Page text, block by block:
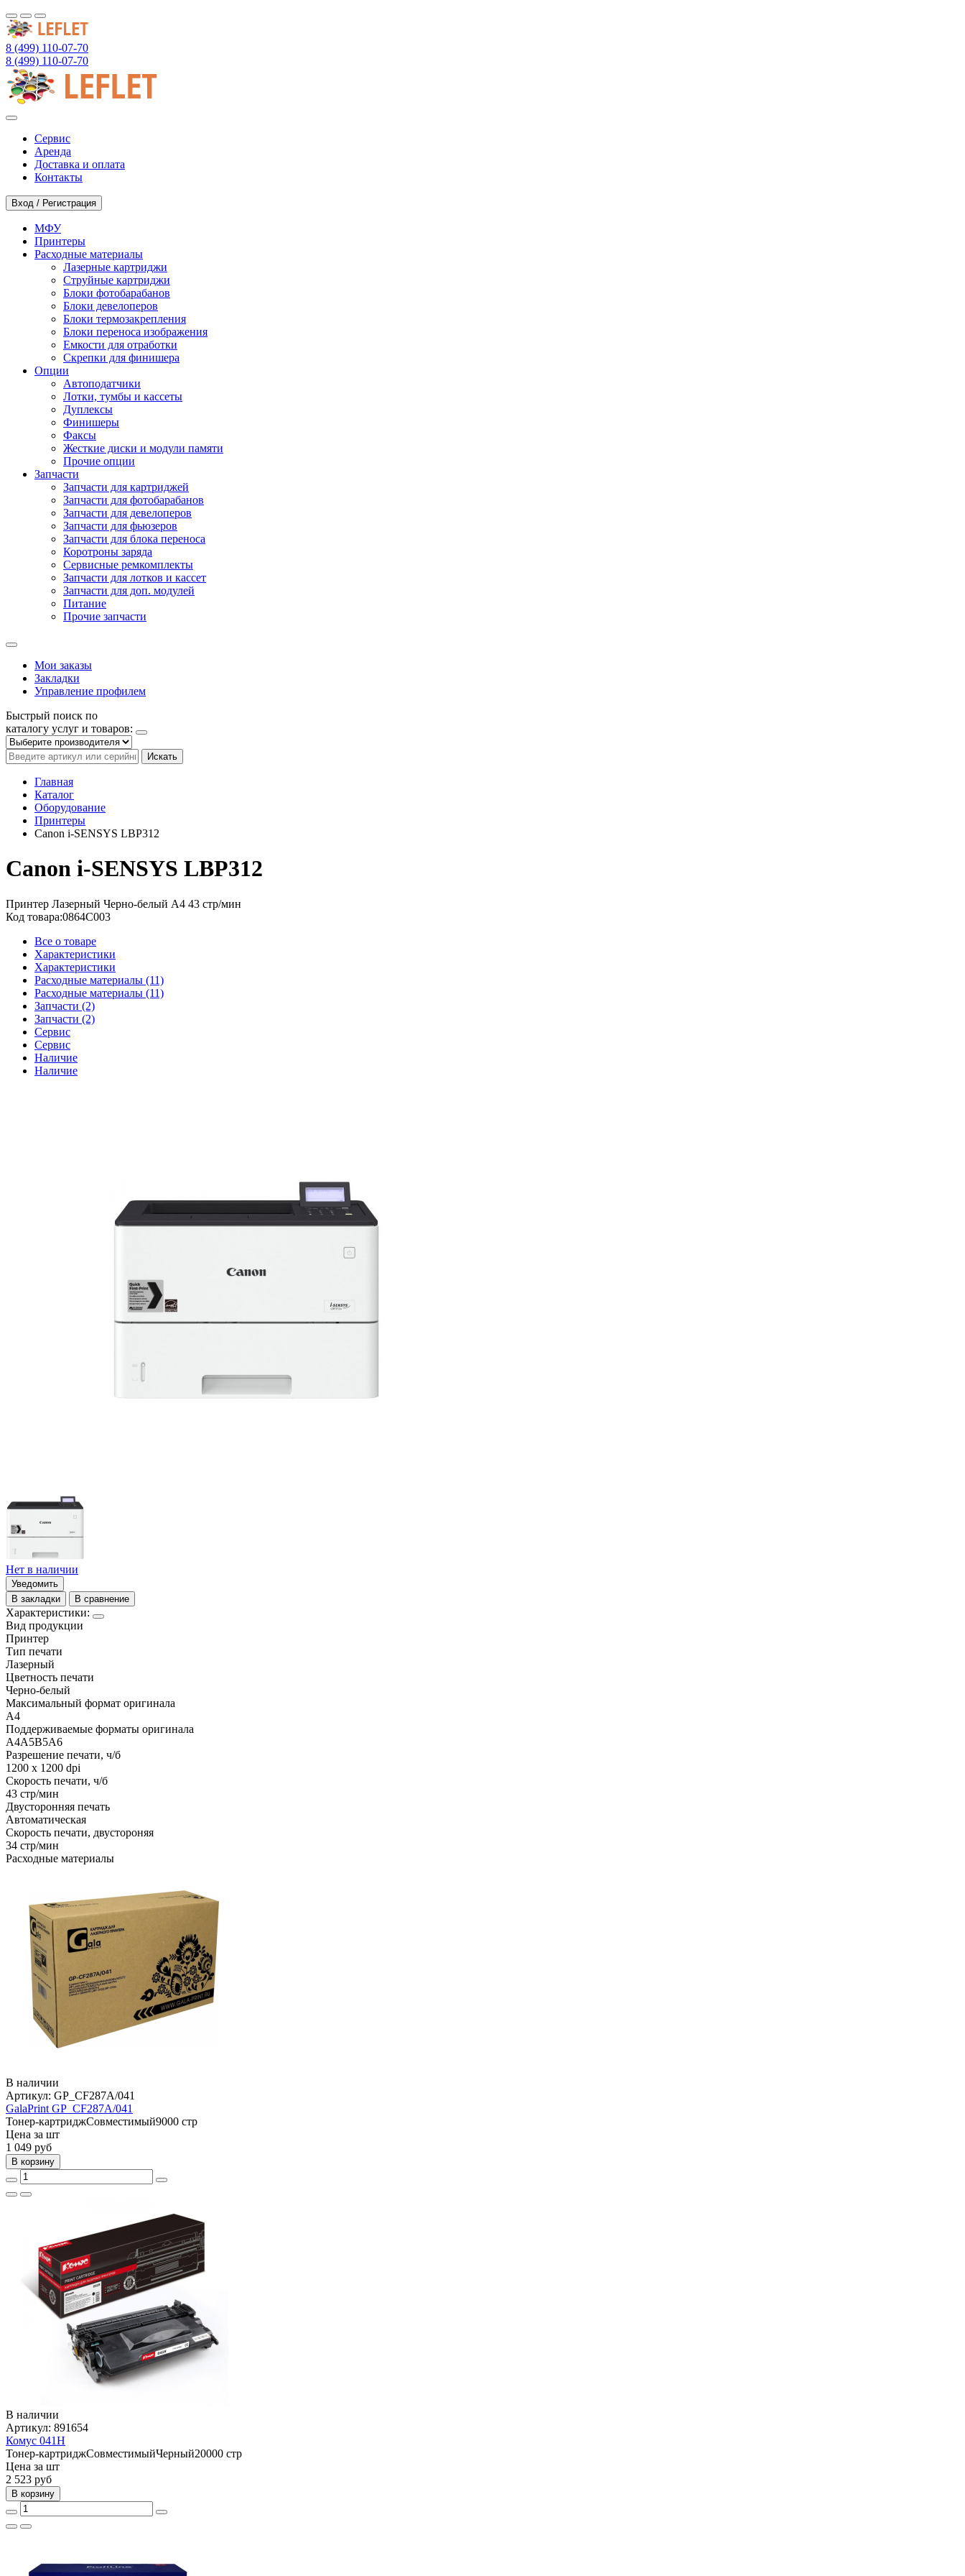
8 (499) 110-07-70
8 (499) 110-07-70
Сервис
Аренда
Доставка и оплата
Контакты
Вход / Регистрация
МФУ
Принтеры
Расходные материалы
Лазерные картриджи
Струйные картриджи
Блоки фотобарабанов
Блоки девелоперов
Блоки термозакрепления
Блоки переноса изображения
Емкости для отработки
Скрепки для финишера
Опции
Автоподатчики
Лотки, тумбы и кассеты
Дуплексы
Финишеры
Факсы
Жесткие диски и модули памяти
Прочие опции
Запчасти
Запчасти для картриджей
Запчасти для фотобарабанов
Запчасти для девелоперов
Запчасти для фьюзеров
Запчасти для блока переноса
Коротроны заряда
Сервисные ремкомплекты
Запчасти для лотков и кассет
Запчасти для доп. модулей
Питание
Прочие запчасти
Мои заказы
Закладки
Управление профилем
Быстрый поиск по
каталогу услуг и товаров:
Искать
Главная
Каталог
Оборудование
Принтеры
Canon i-SENSYS LBP312
Canon i-SENSYS LBP312
Принтер Лазерный Черно-белый A4 43 стр/мин
Код товара:0864C003
Все о товаре
Характеристики
Характеристики
Расходные материалы (11)
Расходные материалы (11)
Запчасти (2)
Запчасти (2)
Сервис
Сервис
Наличие
Наличие
Нет в наличии
Уведомить
В закладки
В сравнение
Характеристики:
Вид продукции
Принтер
Тип печати
Лазерный
Цветность печати
Черно-белый
Максимальный формат оригинала
A4
Поддерживаемые форматы оригинала
A4A5B5A6
Разрешение печати, ч/б
1200 x 1200 dpi
Скорость печати, ч/б
43 стр/мин
Двусторонняя печать
Автоматическая
Скорость печати, двустороняя
34 стр/мин
Расходные материалы
В наличии
Артикул: GP_CF287A/041
GalaPrint GP_CF287A/041
Тонер-картриджСовместимый9000 стр
Цена за шт
1 049 руб
В корзину
В наличии
Артикул: 891654
Комус 041H
Тонер-картриджСовместимыйЧерный20000 стр
Цена за шт
2 523 руб
В корзину